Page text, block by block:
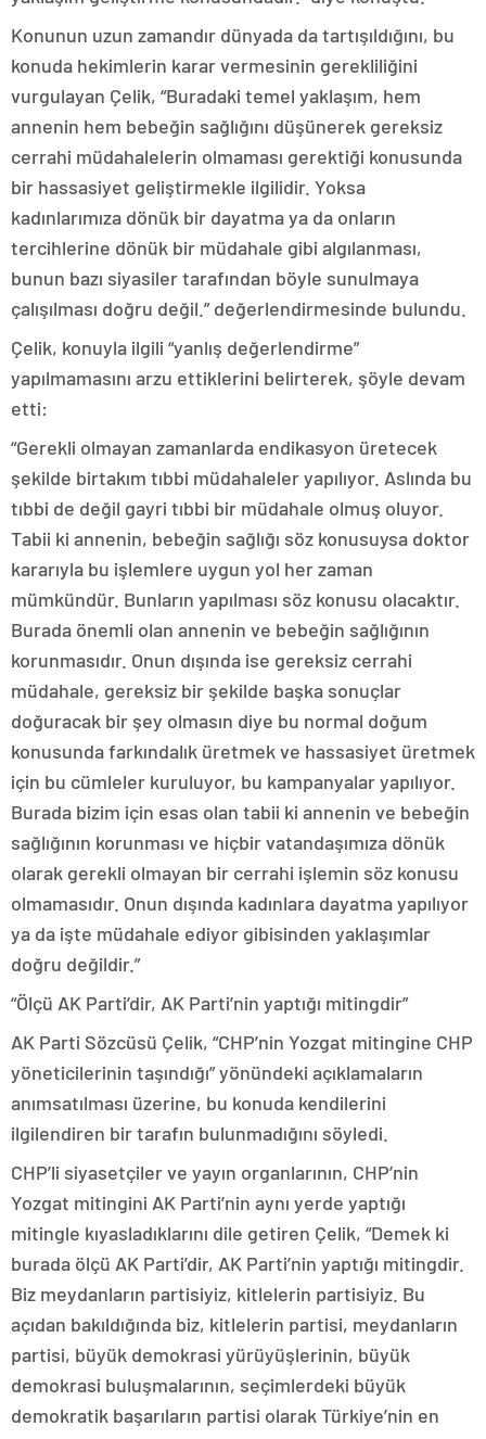
Konunun uzun zamandır dünyada da tartışıldığını, bu
konuda hekimlerin karar vermesinin gerekliliğini
vurgulayan Çelik, “Buradaki temel yaklaşım, hem
annenin hem bebeğin sağlığını düşünerek gereksiz
cerrahi müdahalelerin olmaması gerektiği konusunda
bir hassasiyet geliştirmekle ilgilidir. Yoksa
kadınlarımıza dönük bir dayatma ya da onların
tercihlerine dönük bir müdahale gibi algılanması,
bunun bazı siyasiler tarafından böyle sunulmaya
çalışılması doğru değil.” değerlendirmesinde bulundu.
Çelik, konuyla ilgili “yanlış değerlendirme”
yapılmamasını arzu ettiklerini belirterek, şöyle devam
etti:
“Gerekli olmayan zamanlarda endikasyon üretecek
şekilde birtakım tıbbi müdahaleler yapılıyor. Aslında bu
tıbbi de değil gayri tıbbi bir müdahale olmuş oluyor.
Tabii ki annenin, bebeğin sağlığı söz konusuysa doktor
kararıyla bu işlemlere uygun yol her zaman
mümkündür. Bunların yapılması söz konusu olacaktır.
Burada önemli olan annenin ve bebeğin sağlığının
korunmasıdır. Onun dışında ise gereksiz cerrahi
müdahale, gereksiz bir şekilde başka sonuçlar
doğuracak bir şey olmasın diye bu normal doğum
konusunda farkındalık üretmek ve hassasiyet üretmek
için bu cümleler kuruluyor, bu kampanyalar yapılıyor.
Burada bizim için esas olan tabii ki annenin ve bebeğin
sağlığının korunması ve hiçbir vatandaşımıza dönük
olarak gerekli olmayan bir cerrahi işlemin söz konusu
olmamasıdır. Onun dışında kadınlara dayatma yapılıyor
ya da işte müdahale ediyor gibisinden yaklaşımlar
doğru değildir.”
“Ölçü AK Parti’dir, AK Parti’nin yaptığı mitingdir”
AK Parti Sözcüsü Çelik, “CHP’nin Yozgat mitingine CHP
yöneticilerinin taşındığı” yönündeki açıklamaların
anımsatılması üzerine, bu konuda kendilerini
ilgilendiren bir tarafın bulunmadığını söyledi.
CHP’li siyasetçiler ve yayın organlarının, CHP’nin
Yozgat mitingini AK Parti’nin aynı yerde yaptığı
mitingle kıyasladıklarını dile getiren Çelik, “Demek ki
burada ölçü AK Parti’dir, AK Parti’nin yaptığı mitingdir.
Biz meydanların partisiyiz, kitlelerin partisiyiz. Bu
açıdan bakıldığında biz, kitlelerin partisi, meydanların
partisi, büyük demokrasi yürüyüşlerinin, büyük
demokrasi buluşmalarının, seçimlerdeki büyük
demokratik başarıların partisi olarak Türkiye’nin en